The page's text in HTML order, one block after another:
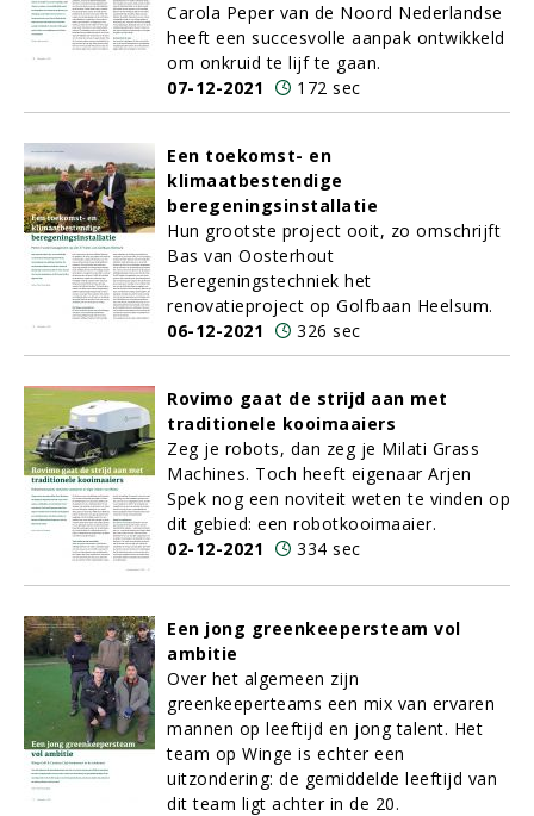
Carola Peper van de Noord Nederlandse
heeft een succesvolle aanpak ontwikkeld
om onkruid te lijf te gaan.
07-12-2021
172 sec
Een toekomst- en
klimaatbestendige
beregeningsinstallatie
Hun grootste project ooit, zo omschrijft
Bas van Oosterhout
Beregeningstechniek het
renovatieproject op Golfbaan Heelsum.
06-12-2021
326 sec
Rovimo gaat de strijd aan met
traditionele kooimaaiers
Zeg je robots, dan zeg je Milati Grass
Machines. Toch heeft eigenaar Arjen
Spek nog een noviteit weten te vinden op
dit gebied: een robotkooimaaier.
02-12-2021
334 sec
Een jong greenkeepersteam vol
ambitie
Over het algemeen zijn
greenkeeperteams een mix van ervaren
mannen op leeftijd en jong talent. Het
team op Winge is echter een
uitzondering: de gemiddelde leeftijd van
dit team ligt achter in de 20.